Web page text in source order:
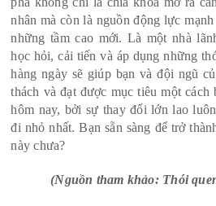
nhân mà còn là nguồn động lực
những tầm cao mới. Là một nhà
học hỏi, cải tiến và áp dụng những
hàng ngày sẽ giúp bạn và đội ngũ
thách và đạt được mục tiêu một
hôm nay, bởi sự thay đổi lớn lao
đi nhỏ nhất. Bạn sẵn sàng để trở
này chưa?
(Nguồn tham khảo: Thói